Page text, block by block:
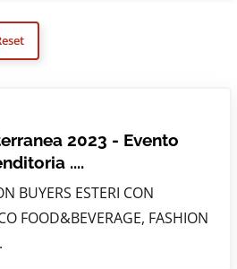
2023 - Evento
....
BUYERS ESTERI CON
FOOD&BEVERAGE, FASHION